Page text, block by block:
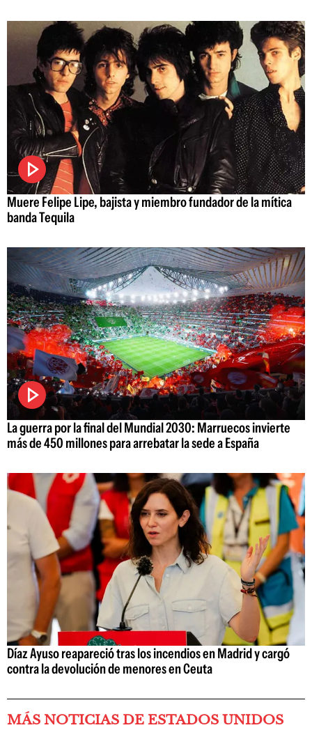
Muere Felipe Lipe, bajista y miembro fundador de la mítica
banda Tequila
La guerra por la final del Mundial 2030: Marruecos invierte
más de 450 millones para arrebatar la sede a España
Díaz Ayuso reapareció tras los incendios en Madrid y cargó
contra la devolución de menores en Ceuta
MÁS NOTICIAS DE ESTADOS UNIDOS